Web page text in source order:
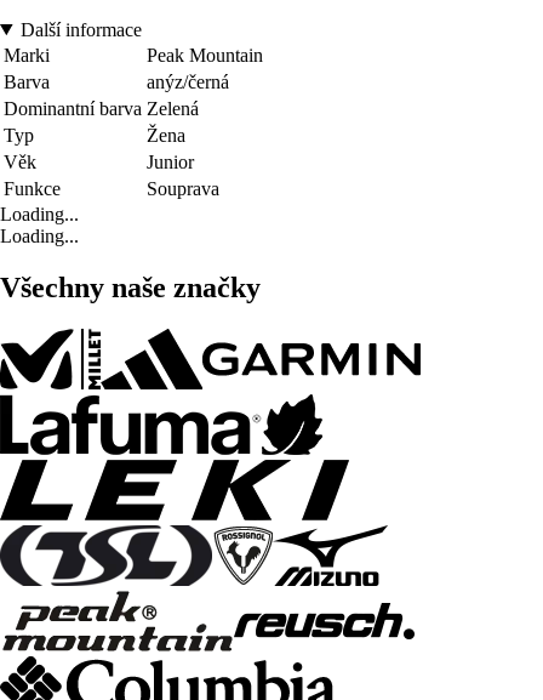
Další informace
Marki
Peak Mountain
Barva
anýz/černá
Dominantní barva Zelená
Typ
Žena
Věk
Junior
Funkce
Souprava
Loading...
Loading...
Všechny naše značky